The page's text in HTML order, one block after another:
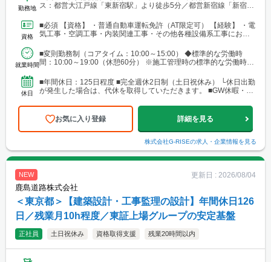
勤務地
ス：都営大江戸線「東新宿駅」より徒歩5分／都営新宿線「新宿三
資格
■必須 【資格】 ・普通自動車運転免許（AT限定可） 【経験】 ・電
気工事・空調工事・内装関連工事・その他各種設備系工事におけ
就業時間
■変則勤務制（コアタイム：10:00～15:00） ◆標準的な労働時
間：10:00～19:00（休憩60分） ※施工管理時の標準的な労働時
休日
■年間休日：125日程度 ■完全週休2日制（土日祝休み） └休日出勤
が発生した場合は、代休を取得していただきます。 ■GW休暇・夏
お気に入り登録 詳細を見る
株式会社G-RISEの求人・企業情報を見る
NEW 更新日 : 2026/08/04
鹿島道路株式会社
＜東京都＞【建築設計・工事監理の設計】年間休日126
日／残業月10h程度／東証上場グループの安定基盤
正社員 土日祝休み 資格取得支援 残業20時間以内